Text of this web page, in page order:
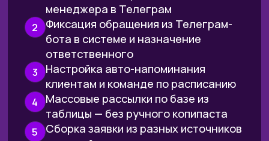
разному»).
Доведешь автоматизации
до уровня «работает само
и не ломается»: не путается
в дублях, не падает из‑за
мелочей, умеет повторять
попытки и аккуратно
обрабатывать ошибки